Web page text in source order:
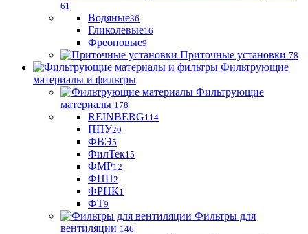
61
Водяные36
Гликолевые16
Фреоновые9
Приточные установки 78
Фильтрующие
материалы и фильтры
Фильтрующие
материaлы 178
REINBERG114
ППУ20
ФВЭ5
ФилТек15
ФМР12
ФПП2
ФРНК1
ФТ9
Фильтры для
вентиляции 146